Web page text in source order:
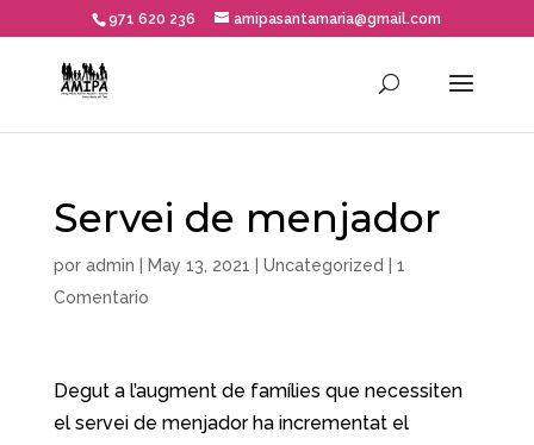
971 620 236 amipasantamaria@gmail.com
Servei de menjador
por admin May 13, 2021 Uncategorized
1
Comentario
Degut a l’augment de famílies que necessiten
el servei de menjador ha incrementat el